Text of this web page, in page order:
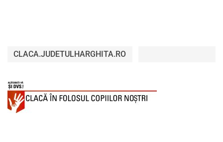
CLACA.JUDETULHARGHITA.RO